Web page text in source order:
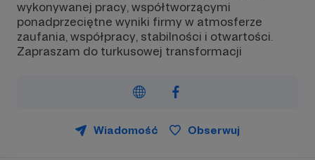
wykonywanej pracy, współtworzącymi
ponadprzeciętne wyniki firmy w atmosferze
zaufania, współpracy, stabilności i otwartości.
Zapraszam do turkusowej transformacji
Wiadomość Obserwuj